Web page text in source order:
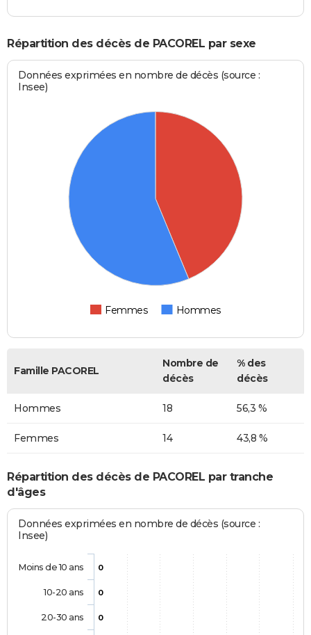
Répartition des décès de PACOREL par sexe
Données exprimées en nombre de décès (source :
Insee)
Femmes Hommes
Famille PACOREL
Nombre de
décès
% des
décès
Hommes 18 56,3 %
Femmes 14 43,8 %
Répartition des décès de PACOREL par tranche
d'âges
Données exprimées en nombre de décès (source :
Insee)
0
0
0
Moins de 10 ans
10-20 ans
20-30 ans